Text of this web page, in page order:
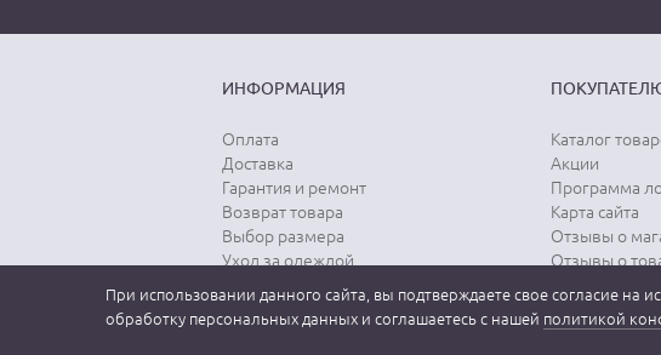
ИНФОРМАЦИЯ
Оплата
Доставка
Гарантия и ремонт
Возврат товара
Выбор размера
Уход за одеждой
Каталог
Акции
Программа
Карта сайта
Отзывы о
Отзывы о
При использовании данного сайта, вы подтверждаете свое согласие на
обработку персональных данных и соглашаетесь с нашей политикой